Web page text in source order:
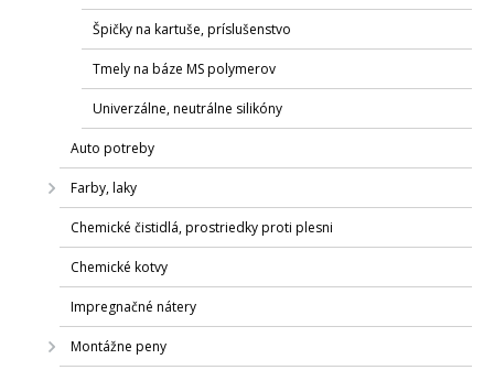
Špičky na kartuše, príslušenstvo
Tmely na báze MS polymerov
Univerzálne, neutrálne silikóny
Auto potreby
Farby, laky
Chemické čistidlá, prostriedky proti plesni
Chemické kotvy
Impregnačné nátery
Montážne peny